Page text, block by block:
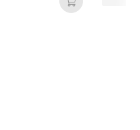
Ajouter au